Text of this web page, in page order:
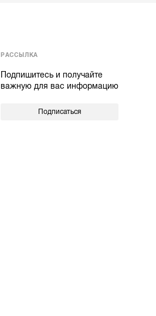
РАССЫЛКА
Подпишитесь и получайте
важную для вас информацию
Подписаться